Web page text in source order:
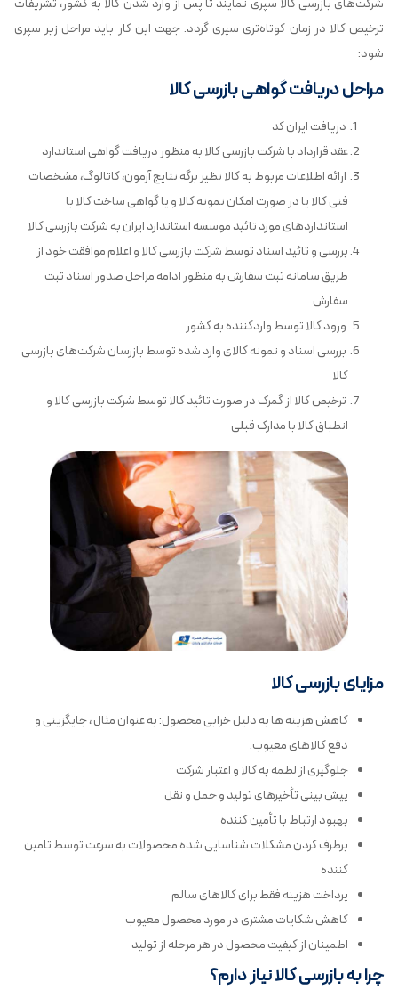
شرکت‌های بازرسی کالا سپری نمایند تا پس از وارد شدن کالا به کشور، تشریفات
ترخیص کالا در زمان کوتاه‌تری سپری گردد. جهت این کار باید مراحل زیر سپری
شود:
مراحل دریافت گواهی بازرسی کالا
دریافت ایران کد
عقد قرارداد با شرکت‌ بازرسی کالا به منظور دریافت گواهی استاندارد
ارائه اطلاعات مربوط به کالا نظیر برگه نتایج آزمون، کاتالوگ، مشخصات
فنی کالا یا در صورت امکان نمونه کالا و یا گواهی ساخت کالا با
استانداردهای مورد تائید موسسه استاندارد ایران به شرکت بازرسی کالا
بررسی و تائید اسناد توسط شرکت بازرسی کالا و اعلام موافقت خود از
طریق سامانه ثبت سفارش به منظور ادامه مراحل صدور اسناد ثبت
سفارش
ورود کالا توسط واردکننده به کشور
بررسی اسناد و نمونه کالای وارد شده توسط بازرسان شرکت‌های بازرسی
کالا
ترخیص کالا از گمرک در صورت تائید کالا توسط شرکت بازرسی کالا و
انطباق کالا با مدارک قبلی
مزایای بازرسی کالا
کاهش هزینه ها به دلیل خرابی محصول: به عنوان مثال ، جایگزینی و
دفع کالاهای معیوب.
جلوگیری از لطمه به کالا و اعتبار شرکت
پیش بینی تأخیرهای تولید و حمل و نقل
بهبود ارتباط با تأمین کننده
برطرف کردن مشکلات شناسایی شده محصولات به سرعت توسط تامین
کننده
پرداخت هزینه فقط برای کالاهای سالم
کاهش شکایات مشتری در مورد محصول معیوب
اطمینان از کیفیت محصول در هر مرحله از تولید
چرا به بازرسی کالا نیاز دارم؟